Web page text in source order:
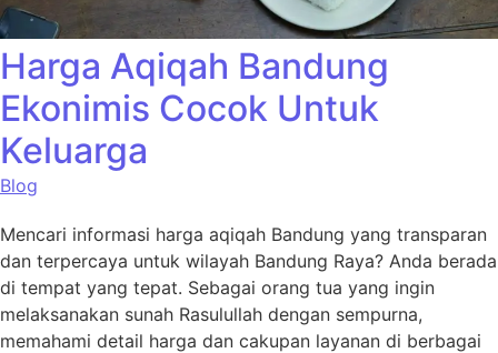
Harga Aqiqah Bandung
Ekonimis Cocok Untuk
Keluarga
Blog
Mencari informasi harga aqiqah Bandung yang transparan
dan terpercaya untuk wilayah Bandung Raya? Anda berada
di tempat yang tepat. Sebagai orang tua yang ingin
melaksanakan sunah Rasulullah dengan sempurna,
memahami detail harga dan cakupan layanan di berbagai